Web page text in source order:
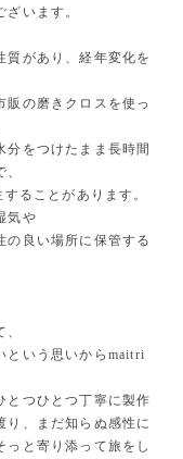
います。
質があり、経年変化を
販の磨きクロスを使っ
分をつけたまま長時間
ることがあります。
気や
の良い場所に保管する
という思いからmaitri
とつひとつ丁寧に製作
り、まだ知らぬ感性に
っと寄り添って旅をし